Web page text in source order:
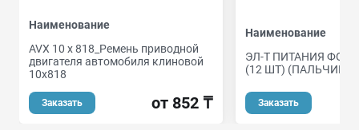
Наименование
AVX 10 x 818_Ремень приводной
двигателя автомобиля клиновой
10x818
Заказать от 852 ₸
Наименование
ЭЛ-Т ПИТАНИЯ
(12 ШТ)
Заказать